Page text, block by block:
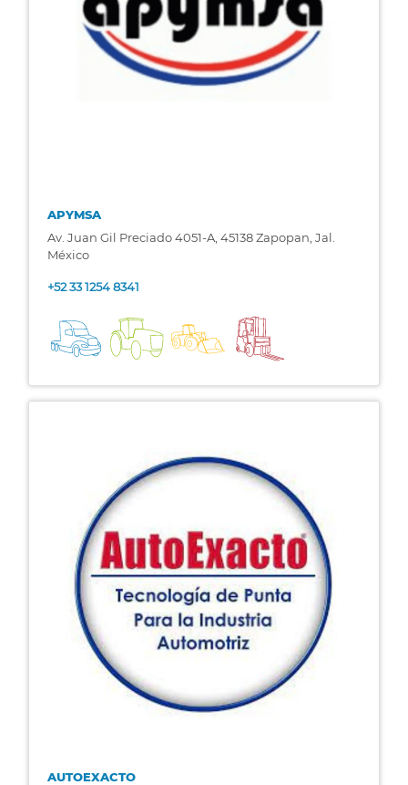
APYMSA
Av. Juan Gil Preciado 4051-A, 45138 Zapopan, Jal.
México
+52 33 1254 8341
AUTOEXACTO